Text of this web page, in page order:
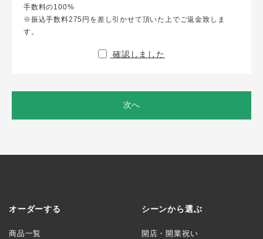
手数料の100%
※振込手数料275円を差し引かせて頂いた上でご返金致しま
す。
確認しました
次へ
オーダーする
商品一覧
シーンから選ぶ
開店・開業祝い